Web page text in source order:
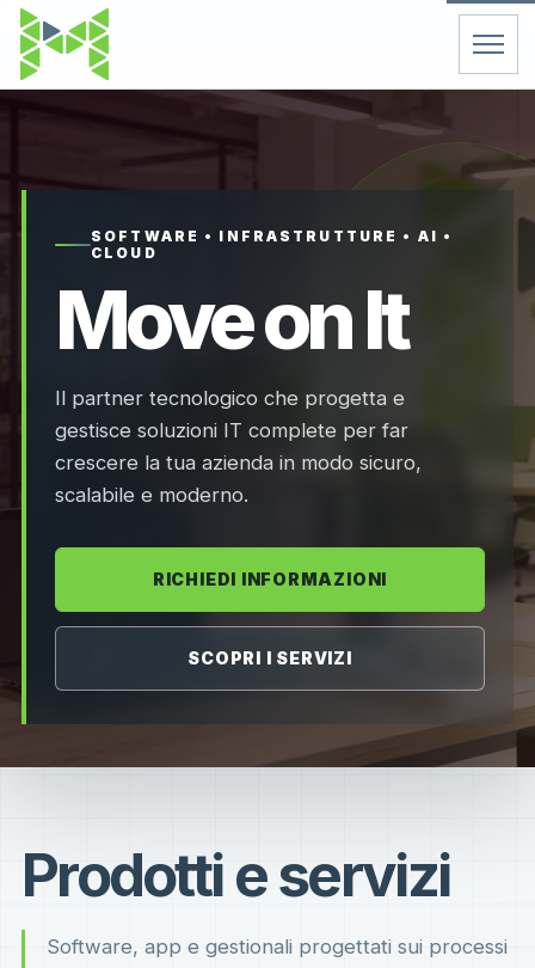
Servizi
Chi Siamo
Contatti
FAQ
Support
SOFTWARE • INFRASTRUTTURE • AI •
CLOUD
Move on It
Il partner tecnologico che progetta e
gestisce soluzioni IT complete per far
crescere la tua azienda in modo sicuro,
scalabile e moderno.
RICHIEDI INFORMAZIONI
SCOPRI I SERVIZI
Prodotti e servizi
Software, app e gestionali progettati sui processi